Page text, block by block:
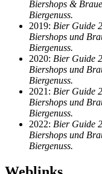
Biershops &
Biergenuss.
2019: Bier Guide
Biershops und
Biergenuss.
2020: Bier Guide
Biershops und
Biergenuss.
2021: Bier Guide
Biershops und
Biergenuss.
2022: Bier Guide
Biershops und
Biergenuss.